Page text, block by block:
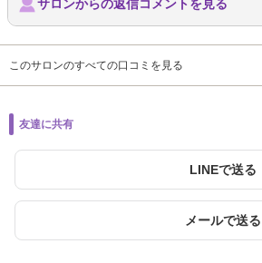
サロンからの返信コメントを見る
このサロンのすべての口コミを見る
友達に共有
LINEで送る
メールで送る